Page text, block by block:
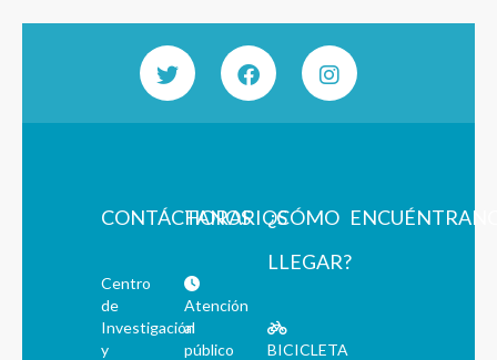
CONTÁCTANOS
Centro
de
Investigación
y
HORARIOS
Atención
al
público
¿CÓMO
LLEGAR?
BICICLETA